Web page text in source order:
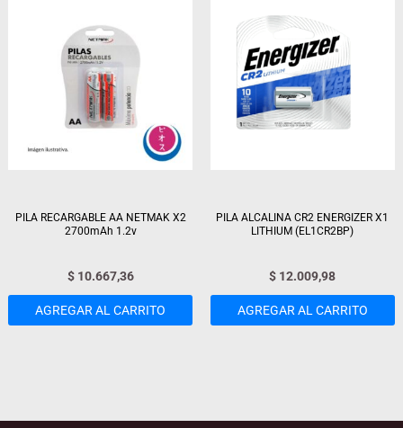
PILA RECARGABLE AA NETMAK X2
2700mAh 1.2v
$10.667,36
AGREGAR AL CARRITO
PILA ALCALINA CR2 ENERGIZER X1
LITHIUM (EL1CR2BP)
$ 12.009,98
AGREGAR AL CARRITO